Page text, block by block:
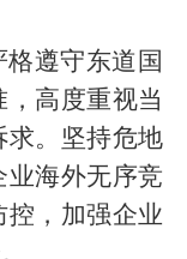
遵守东道国
高度重视当
求。坚持危地
海外无序竞
，加强企业